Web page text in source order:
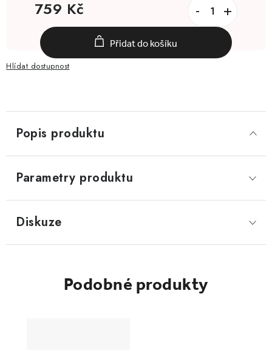
759 Kč
Přidat do košíku
Hlídat
Popis produktu
Parametry produktu
Diskuze
Podobné produkty